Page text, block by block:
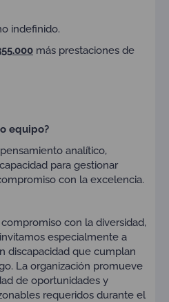
indefinido.
más prestaciones de
equipo?
analítico,
para gestionar
con la excelencia.
con la diversidad,
especialmente a
discapacidad que cumplan
La organización promueve
de oportunidades y
requeridos durante el